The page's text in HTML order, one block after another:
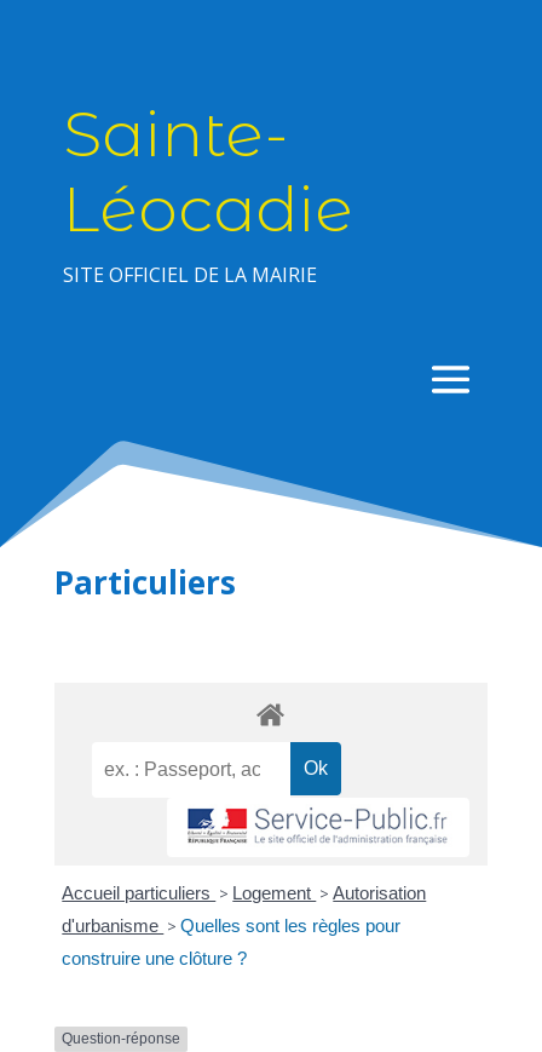
Sainte-
Léocadie
SITE OFFICIEL DE LA MAIRIE
Particuliers
Accueil particuliers > Logement > Autorisation
d'urbanisme > Quelles sont les règles pour
construire une clôture ?
Question-réponse